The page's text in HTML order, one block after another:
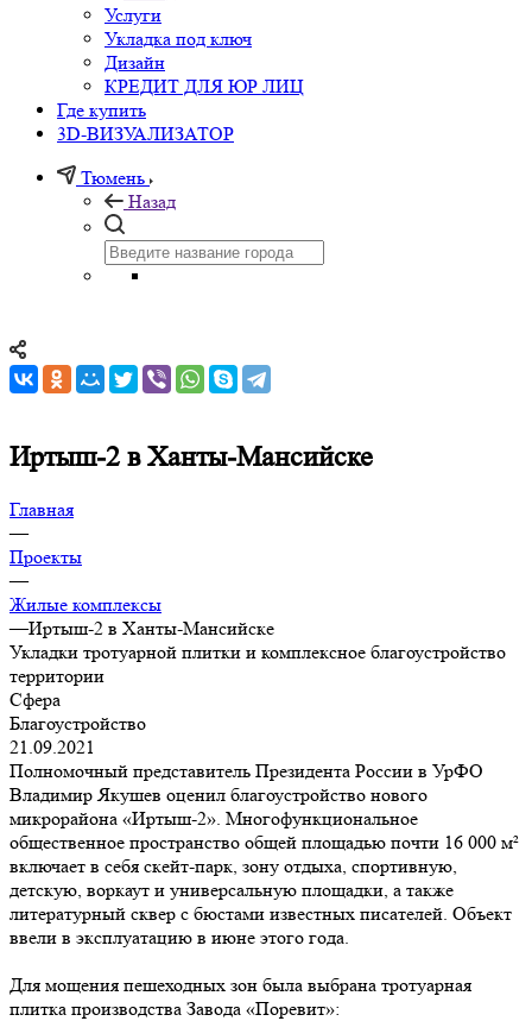
Услуги
Укладка под ключ
Дизайн
КРЕДИТ ДЛЯ ЮР ЛИЦ
Где купить
3D-ВИЗУАЛИЗАТОР
Тюмень
Назад
Иртыш-2 в Ханты-Мансийске
Главная
—
Проекты
—
Жилые комплексы
—Иртыш-2 в Ханты-Мансийске
Укладки тротуарной плитки и комплексное благоустройство
территории
Сфера
Благоустройство
21.09.2021
Полномочный представитель Президента России в УрФО
Владимир Якушев оценил благоустройство нового
микрорайона «Иртыш-2». Многофункциональное
общественное пространство общей площадью почти 16 000 м²
включает в себя скейт-парк, зону отдыха, спортивную,
детскую, воркаут и универсальную площадки, а также
литературный сквер с бюстами известных писателей. Объект
ввели в эксплуатацию в июне этого года.
Для мощения пешеходных зон была выбрана тротуарная
плитка производства Завода «Поревит»: